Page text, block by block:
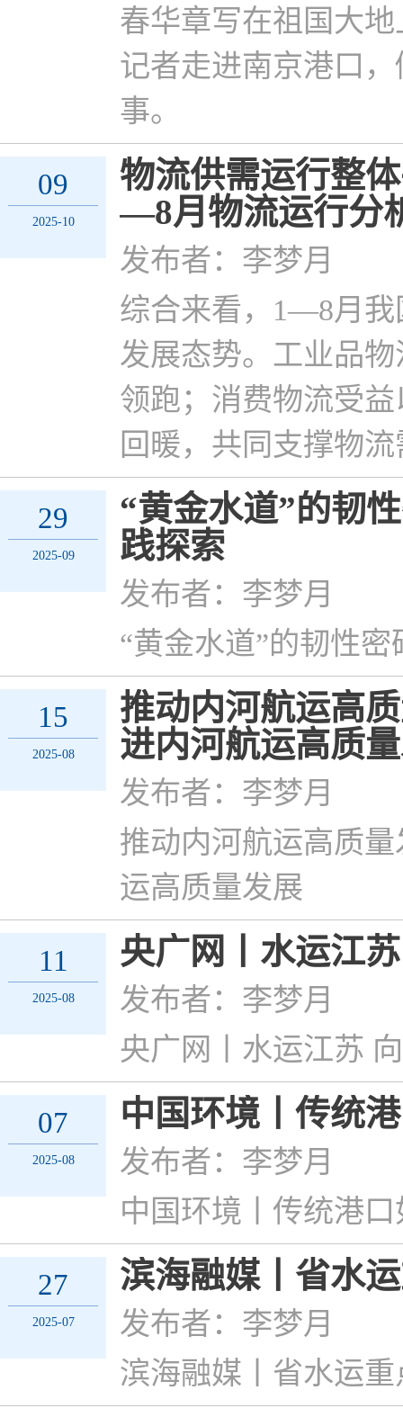
春华章写在祖国大
记者走进南京港口
事。
09
2025-10
物流供需运行整
—8月物流运行分
发布者：李梦月
综合来看，1—8月我
发展态势。工业品
领跑；消费物流受
回暖，共同支撑物
29
2025-09
“黄金水道”的韧
践探索
发布者：李梦月
“黄金水道”的韧性
15
2025-08
推动内河航运高
进内河航运高质
发布者：李梦月
推动内河航运高质
运高质量发展
11
2025-08
央广网丨水运江
发布者：李梦月
央广网丨水运江苏
07
2025-08
中国环境丨传统
发布者：李梦月
中国环境丨传统港
27
2025-07
滨海融媒丨省水
发布者：李梦月
滨海融媒丨省水运